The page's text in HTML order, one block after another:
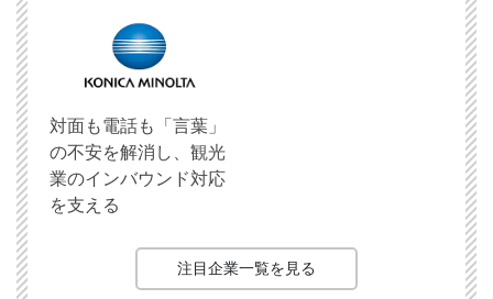
対面も電話も「言葉」
の不安を解消し、観光
業のインバウンド対応
を支える
注目企業一覧を見る